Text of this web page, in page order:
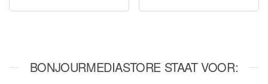
BONJOURMEDIASTORE STAAT VOOR: